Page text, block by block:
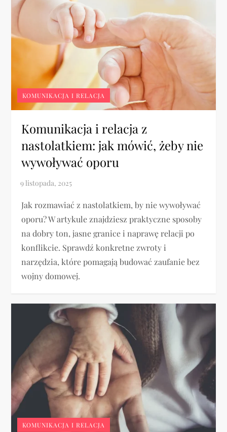
KOMUNIKACJA I RELACJA
Komunikacja i relacja z
nastolatkiem: jak mówić, żeby nie
wywoływać oporu
Jak rozmawiać z nastolatkiem, by nie wywoływać
oporu? W artykule znajdziesz praktyczne sposoby
na dobry ton, jasne granice i naprawę relacji po
konflikcie. Sprawdź konkretne zwroty i
narzędzia, które pomagają budować zaufanie bez
wojny domowej.
KOMUNIKACJA I RELACJA